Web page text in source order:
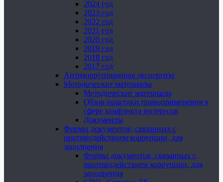
2024 год
2023 год
2022 год
2021 год
2020 год
2019 год
2018 год
2017 год
Антикоррупционная экспертиза
Методические материалы
Методические материалы
Обзор практики правоприменения в
сфере конфликта интересов
Документы
Формы документов, связанных с
противодействием коррупции, для
заполнения
Формы документов, связанных с
противодействием коррупции, для
заполнения